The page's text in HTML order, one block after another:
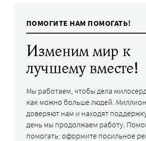
ПОМОГИТЕ НАМ ПОМОГАТЬ!
Изменим мир к
лучшему вместе!
Мы работаем, чтобы дела
как можно больше людей.
доверяют нам и находят
день мы продолжаем работу.
помогать: оформите посильное